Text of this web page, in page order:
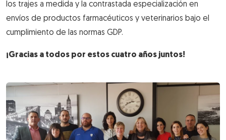
los trajes a medida y la contrastada especialización en
envíos de productos farmacéuticos y veterinarios bajo el
cumplimiento de las normas GDP.
¡Gracias a todos por estos cuatro años juntos!